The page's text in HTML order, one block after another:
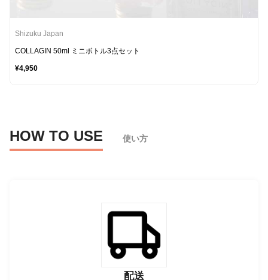
Shizuku Japan
COLLAGIN 50ml ミニボトル3点セット
¥4,950
HOW TO USE 使い方
配送